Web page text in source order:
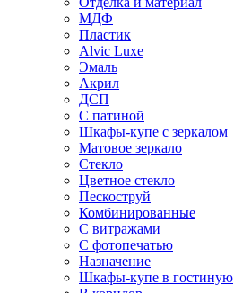
МДФ
Пластик
Alvic Luxe
Эмаль
Акрил
ДСП
С патиной
Шкафы-купе с зеркалом
Матовое зеркало
Стекло
Цветное стекло
Пескоструй
Комбинированные
С витражами
С фотопечатью
Назначение
Шкафы-купе в гостиную